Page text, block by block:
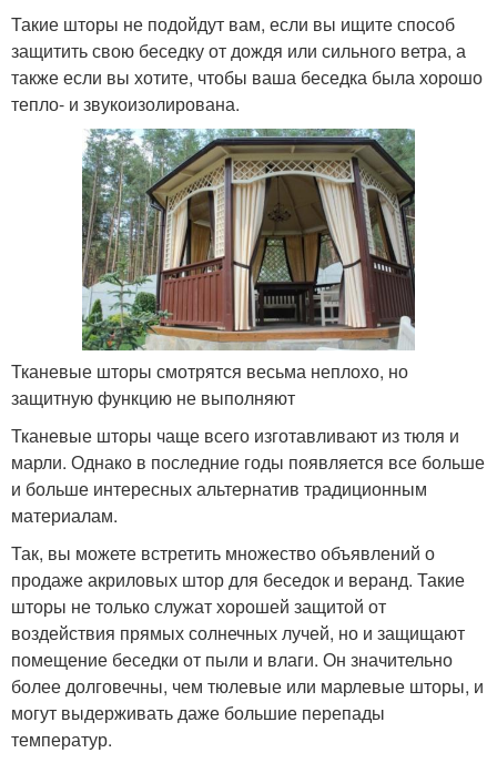
Такие шторы не подойдут вам, если вы ищите способ
защитить свою беседку от дождя или сильного ветра, а
также если вы хотите, чтобы ваша беседка была хорошо
тепло- и звукоизолирована.
Тканевые шторы смотрятся весьма неплохо, но
защитную функцию не выполняют
Тканевые шторы чаще всего изготавливают из тюля и
марли. Однако в последние годы появляется все больше
и больше интересных альтернатив традиционным
материалам.
Так, вы можете встретить множество объявлений о
продаже акриловых штор для беседок и веранд. Такие
шторы не только служат хорошей защитой от
воздействия прямых солнечных лучей, но и защищают
помещение беседки от пыли и влаги. Он значительно
более долговечны, чем тюлевые или марлевые шторы, и
могут выдерживать даже большие перепады
температур.